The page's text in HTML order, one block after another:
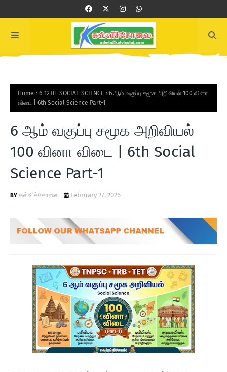
Home 6-12TH-SOCIAL-SCIENCE
6 ஆம் வகுப்பு சமூக அறிவியல் 100 வினா
விடை | 6th Social Science Part-1
6 ஆம் வகுப்பு சமூக அறிவியல்
100 வினா விடை | 6th Social
Science Part-1
கல்விச்சோலை February 27, 2026